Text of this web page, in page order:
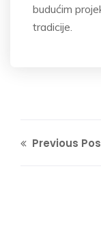
budućim
tradicije.
Previous